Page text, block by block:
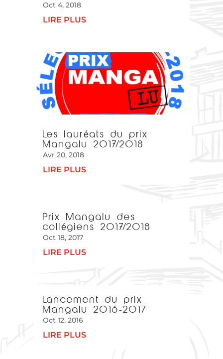
Oct 4, 2018
LIRE PLUS
Les lauréats du prix
Mangalu 2017/2018
Avr 20, 2018
LIRE PLUS
Prix Mangalu des
collégiens 2017/2018
Oct 18, 2017
LIRE PLUS
Lancement du prix
Mangalu 2016-2017
Oct 12, 2016
LIRE PLUS